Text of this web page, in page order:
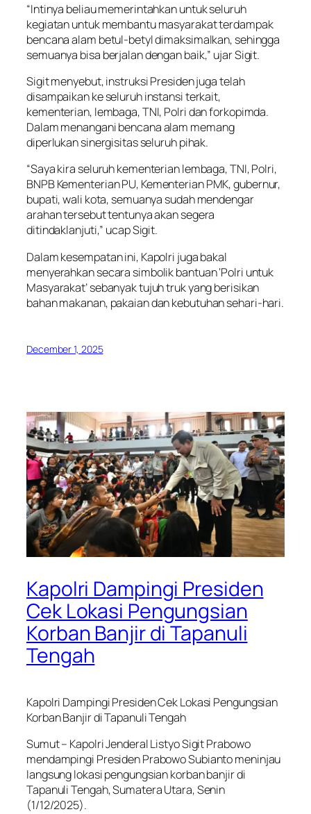
“Intinya beliau memerintahkan untuk seluruh
kegiatan untuk membantu masyarakat terdampak
bencana alam betul-betyl dimaksimalkan, sehingga
semuanya bisa berjalan dengan baik,” ujar Sigit.
Sigit menyebut, instruksi Presiden juga telah
disampaikan ke seluruh instansi terkait,
kementerian, lembaga, TNI, Polri dan forkopimda.
Dalam menangani bencana alam memang
diperlukan sinergisitas seluruh pihak.
“Saya kira seluruh kementerian lembaga, TNI, Polri,
BNPB Kementerian PU, Kementerian PMK, gubernur,
bupati, wali kota, semuanya sudah mendengar
arahan tersebut tentunya akan segera
ditindaklanjuti,” ucap Sigit.
Dalam kesempatan ini, Kapolri juga bakal
menyerahkan secara simbolik bantuan ‘Polri untuk
Masyarakat’ sebanyak tujuh truk yang berisikan
bahan makanan, pakaian dan kebutuhan sehari-hari.
December 1, 2025
Kapolri Dampingi Presiden
Cek Lokasi Pengungsian
Korban Banjir di Tapanuli
Tengah
Kapolri Dampingi Presiden Cek Lokasi Pengungsian
Korban Banjir di Tapanuli Tengah
Sumut – Kapolri Jenderal Listyo Sigit Prabowo
mendampingi Presiden Prabowo Subianto meninjau
langsung lokasi pengungsian korban banjir di
Tapanuli Tengah, Sumatera Utara, Senin
(1/12/2025).